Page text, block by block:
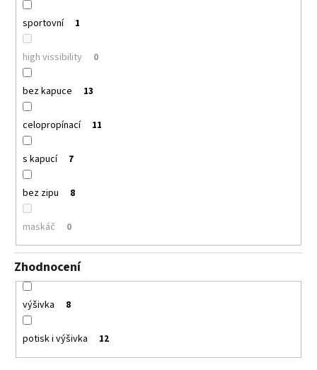
sportovní 1
high vissibility 0
bez kapuce 13
celopropínací 11
s kapucí 7
bez zipu 8
maskáč 0
Zhodnocení
výšivka 8
potisk i výšivka 12